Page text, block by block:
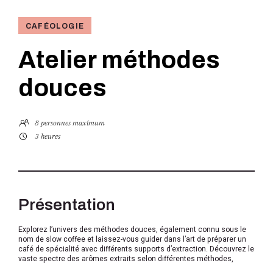
CAFÉOLOGIE
Atelier méthodes
douces
8 personnes maximum
3 heures
Présentation
Explorez l’univers des méthodes douces, également connu sous le
nom de slow coffee et laissez-vous guider dans l’art de préparer un
café de spécialité avec différents supports d’extraction. Découvrez le
vaste spectre des arômes extraits selon différentes méthodes,